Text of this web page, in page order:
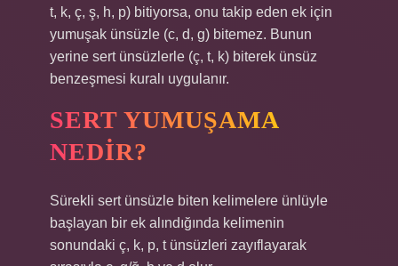
t, k, ç, ş, h, p) bitiyorsa, onu takip eden ek için
yumuşak ünsüzle (c, d, g) bitemez. Bunun
yerine sert ünsüzlerle (ç, t, k) biterek ünsüz
benzeşmesi kuralı uygulanır.
SERT YUMUŞAMA
NEDIR?
Sürekli sert ünsüzle biten kelimelere ünlüyle
başlayan bir ek alındığında kelimenin
sonundaki ç, k, p, t ünsüzleri zayıflayarak